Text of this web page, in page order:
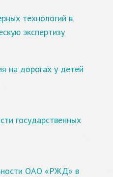
технологий в
экспертизу
на дорогах у детей
государственных
ОАО «РЖД» в